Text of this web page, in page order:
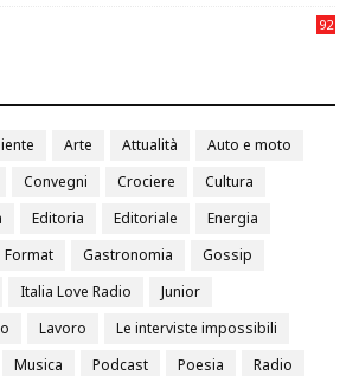
92
Arte Attualità
Auto e moto
Convegni Crociere
Cultura
Editoria Editoriale
Energia
Format Gastronomia
Gossip
Italia Love Radio
Junior
Lavoro
Le interviste impossibili
Musica Podcast Poesia
Radio